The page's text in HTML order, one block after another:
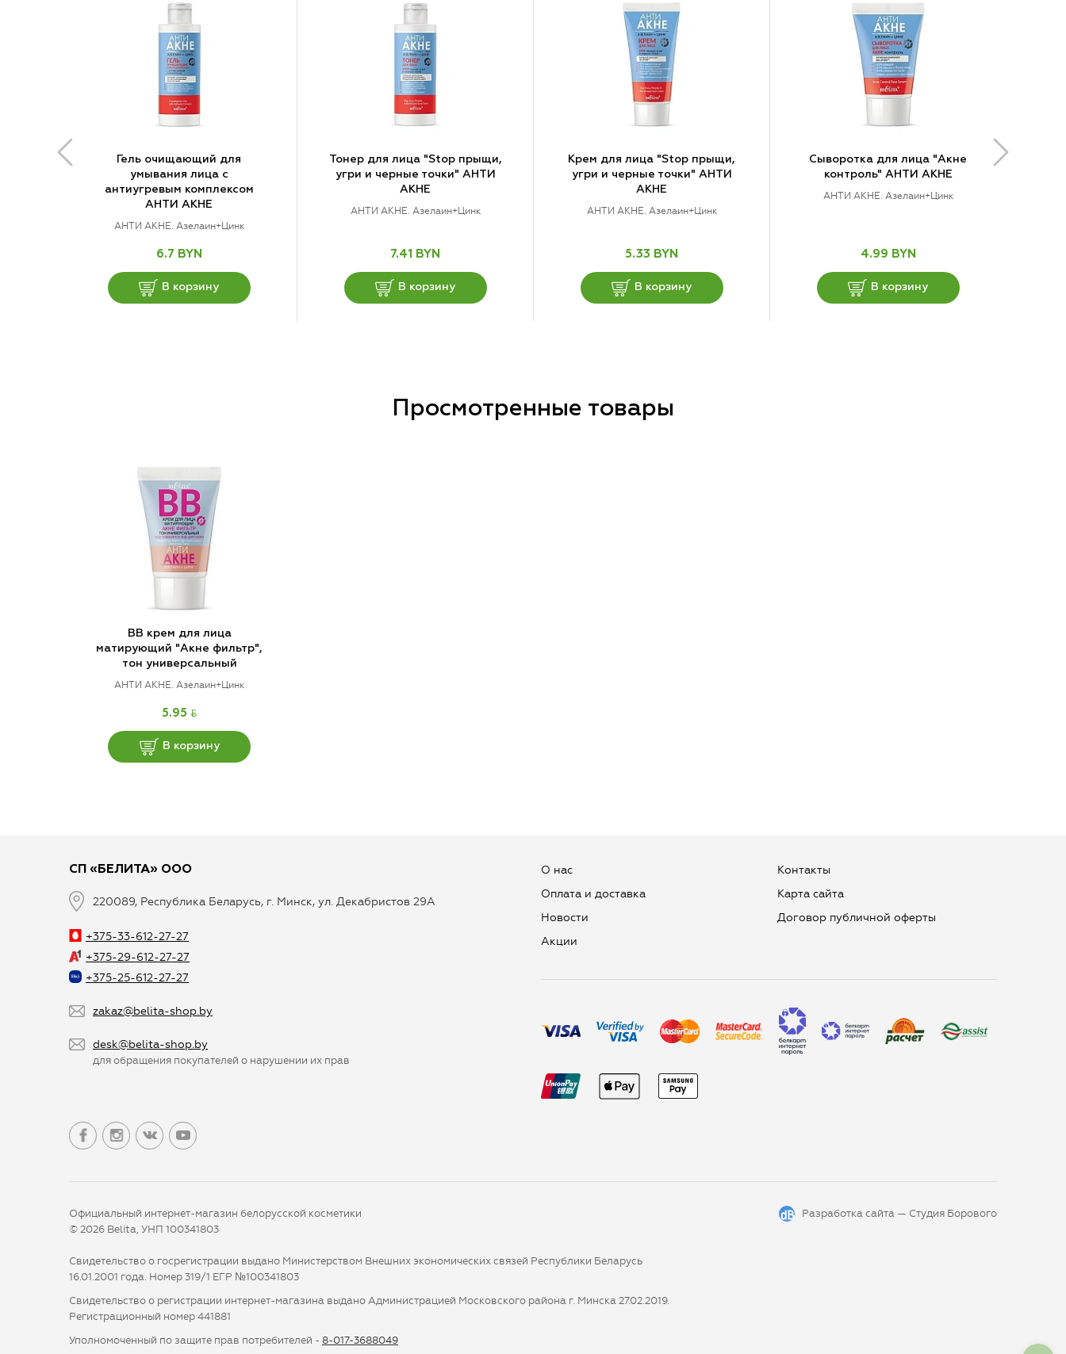
Гель очищающий для
умывания лица с
антиугревым комплексом
АНТИ АКНЕ
АНТИ АКНЕ. Азелаин+Цинк
6.7 BYN
В корзину
Тонер для лица "Stop прыщи,
угри и черные точки" АНТИ
АКНЕ
АНТИ АКНЕ. Азелаин+Цинк
7.41 BYN
В корзину
Крем для лица "Stop прыщи,
угри и черные точки" АНТИ
АКНЕ
АНТИ АКНЕ. Азелаин+Цинк
5.33 BYN
В корзину
Сыворотка для лица "Акне
контроль" АНТИ АКНЕ
АНТИ АКНЕ. Азелаин+Цинк
4.99 BYN
В корзину
Просмотренные товары
BB крем для лица
матирующий "Акне фильтр",
тон универсальный
АНТИ АКНЕ. Азелаин+Цинк
5.95 BYN
В корзину
СП «БЕЛИТА» ООО
220089, Республика Беларусь, г. Минск, ул. Декабристов 29А
+375-33-612-27-27
+375-29-612-27-27
+375-25-612-27-27
zakaz@belita-shop.by
desk@belita-shop.by
для обращения покупателей о нарушении их прав
О нас
Оплата и доставка
Новости
Aкции
Контакты
Карта сайта
Договор публичной оферты
Официальный интернет-магазин белорусской косметики
© 2026 Belita, УНП 100341803
Разработка сайта — Студия Борового
Свидетельство о госрегистрации выдано Министерством Внешних экономических связей Республики Беларусь
16.01.2001 года. Номер 319/1 ЕГР №100341803
Свидетельство о регистрации интернет-магазина выдано Администрацией Московского района г. Минска 27.02.2019.
Регистрационный номер 441881
Уполномоченный по защите прав потребителей - 8-017-3688049